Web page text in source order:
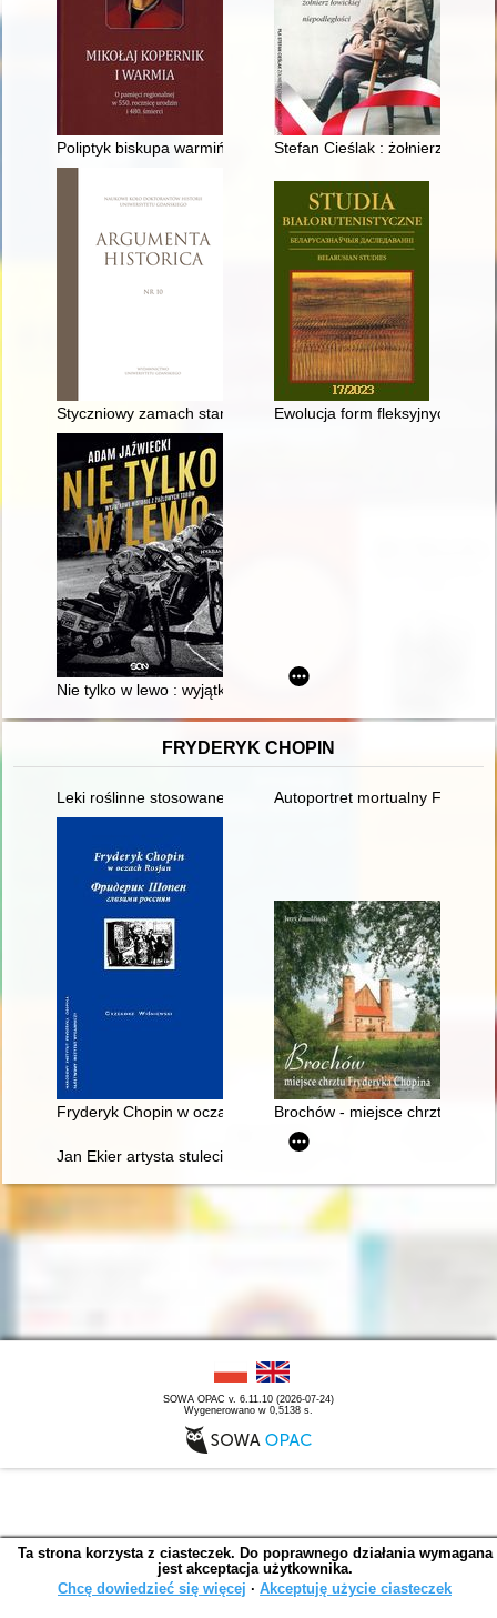
Poliptyk biskupa warmińskiego Łukasza Watzenrodego a
Stefan Cieślak : żołnierz
Styczniowy zamach stanu z 1919 r. we wspomnieniach płk.
Ewolucja form fleksyjnych
Nie tylko w lewo : wyjątkowe historie z żużlowych torów
FRYDERYK CHOPIN
Leki roślinne stosowane w leczeniu Fryderyka Chopina
Autoportret mortualny
Fryderyk Chopin w oczach Rosjan. Antologia. Friderik źopen
Brochów - miejsce chrztu
Jan Ekier artysta stulecia - w darze Chopinowi. Księga
SOWA OPAC v. 6.11.10 (2026-07-24)
Wygenerowano w 0,5138 s.
Ta strona korzysta z ciasteczek. Do poprawnego działania wymagana
jest akceptacja użytkownika.
Chcę dowiedzieć się więcej ∙ Akceptuję użycie ciasteczek